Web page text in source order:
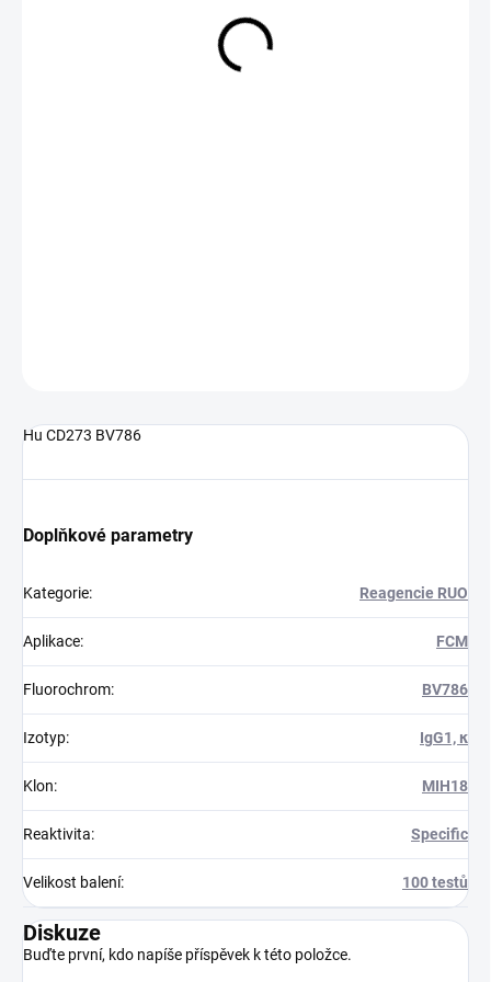
Hu CD273 BV786
Doplňkové parametry
Kategorie: Reagencie RUO
Aplikace: FCM
Fluorochrom: BV786
Izotyp: IgG1, κ
Klon: MIH18
Reaktivita: Specific
Velikost balení: 100 testů
Diskuze
Buďte první, kdo napíše příspěvek k této položce.